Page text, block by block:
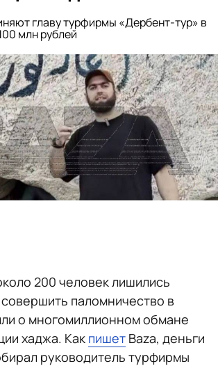
главу турфирмы «Дербент-тур» в
млн рублей
200 человек лишились
паломничество в
о многомиллионном обмане
хаджа. Как пишет Baza, деньги
руководитель турфирмы